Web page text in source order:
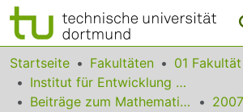
Bereiche & Sammlungen
Das gesamte Repositorium
Startseite Fakultäten
Institut für Entwicklung und Erforschung des Mathematikunterrichts
Beiträge zum Mathematikunterricht
2007